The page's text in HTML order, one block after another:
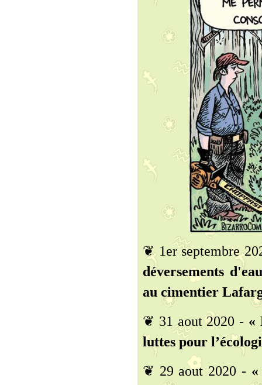
❦ 1er septembre
déversements
au cimentier
❦ 31 aout 2020 - «
luttes pour
❦ 29 aout 2020 -